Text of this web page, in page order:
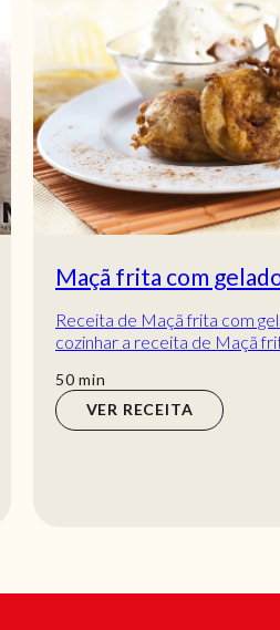
Maçã frita com
Receita de Maçã frita com
cozinhar a receita de Maçã
50min
min
VER RECEITA